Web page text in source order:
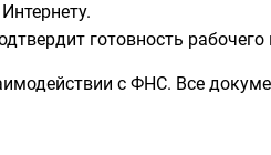
готовность рабочего
с ФНС. Все